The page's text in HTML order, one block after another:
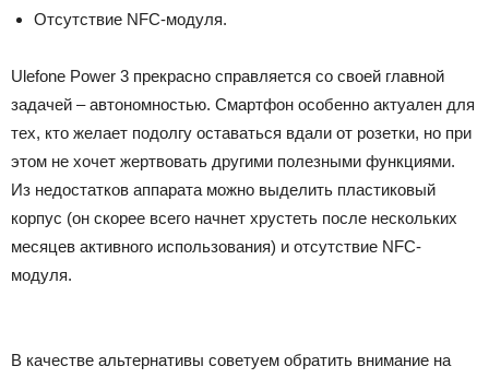
Отсутствие NFC-модуля.
Ulefone Power 3 прекрасно справляется со своей главной
задачей – автономностью. Смартфон особенно актуален для
тех, кто желает подолгу оставаться вдали от розетки, но при
этом не хочет жертвовать другими полезными функциями.
Из недостатков аппарата можно выделить пластиковый
корпус (он скорее всего начнет хрустеть после нескольких
месяцев активного использования) и отсутствие NFC-
модуля.
В качестве альтернативы советуем обратить внимание на